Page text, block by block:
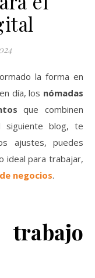
la forma en
día, los nómadas
que combinen
siguiente blog, te
ajustes, puedes
ideal para trabajar,
negocios.